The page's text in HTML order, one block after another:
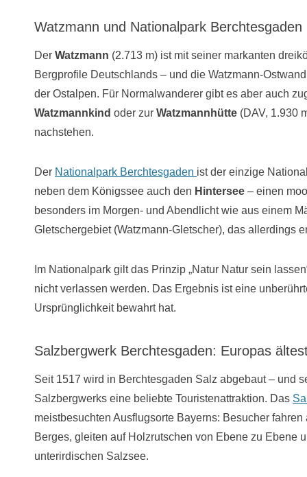
Watzmann und Nationalpark Berchtesgaden
Der Watzmann (2.713 m) ist mit seiner markanten
Bergprofile Deutschlands – und die Watzmann-
der Ostalpen. Für Normalwanderer gibt es aber auch
Watzmannkind oder zur Watzmannhütte (DAV, 1.930
nachstehen.
Der Nationalpark Berchtesgaden ist der einzige
neben dem Königssee auch den Hintersee – einen
besonders im Morgen- und Abendlicht wie aus einem
Gletschergebiet (Watzmann-Gletscher), das allerdings
Im Nationalpark gilt das Prinzip „Natur Natur sein
nicht verlassen werden. Das Ergebnis ist eine
Ursprünglichkeit bewahrt hat.
Salzbergwerk Berchtesgaden: Europas
Seit 1517 wird in Berchtesgaden Salz abgebaut – und
Salzbergwerks eine beliebte Touristenattraktion. Das
meistbesuchten Ausflugsorte Bayerns: Besucher
Berges, gleiten auf Holzrutschen von Ebene zu Ebene
unterirdischen Salzsee.